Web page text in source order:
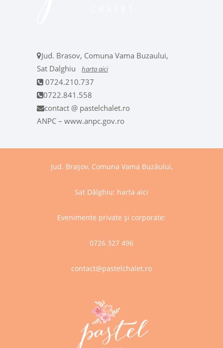
Jud. Brasov, Comuna Vama Buzaului,
Sat Dalghiu
harta aici
0724.210.737
0722.841.558
contact @ pastelchalet.ro
ANPC – www.anpc.gov.ro
Jud. Brașov, Comuna Vama Buzăului,
Sat Dălghiu: harta aici
Evenimente private și corporate:
0726 327 496
contact@pastelchalet.ro